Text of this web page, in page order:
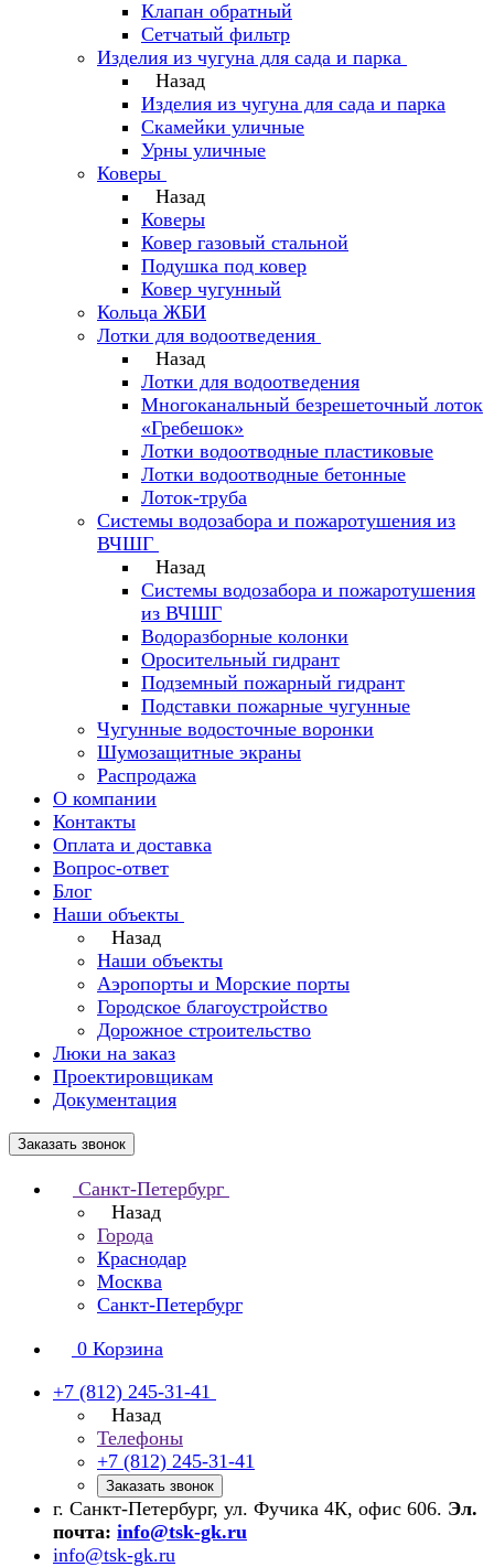
Клапан обратный
Сетчатый фильтр
Изделия из чугуна для сада и парка
Назад
Изделия из чугуна для сада и парка
Скамейки уличные
Урны уличные
Коверы
Назад
Коверы
Ковер газовый стальной
Подушка под ковер
Ковер чугунный
Кольца ЖБИ
Лотки для водоотведения
Назад
Лотки для водоотведения
Многоканальный безрешеточный лоток
«Гребешок»
Лотки водоотводные пластиковые
Лотки водоотводные бетонные
Лоток-труба
Системы водозабора и пожаротушения из
ВЧШГ
Назад
Системы водозабора и пожаротушения
из ВЧШГ
Водоразборные колонки
Оросительный гидрант
Подземный пожарный гидрант
Подставки пожарные чугунные
Чугунные водосточные воронки
Шумозащитные экраны
Распродажа
О компании
Контакты
Оплата и доставка
Вопрос-ответ
Блог
Наши объекты
Назад
Наши объекты
Аэропорты и Морские порты
Городское благоустройство
Дорожное строительство
Люки на заказ
Проектировщикам
Документация
Заказать звонок
Санкт-Петербург
Назад
Города
Краснодар
Москва
Санкт-Петербург
0 Корзина
+7 (812) 245-31-41
Назад
Телефоны
+7 (812) 245-31-41
Заказать звонок
г. Санкт-Петербург, ул. Фучика 4К, офис 606. Эл.
почта: info@tsk-gk.ru
info@tsk-gk.ru